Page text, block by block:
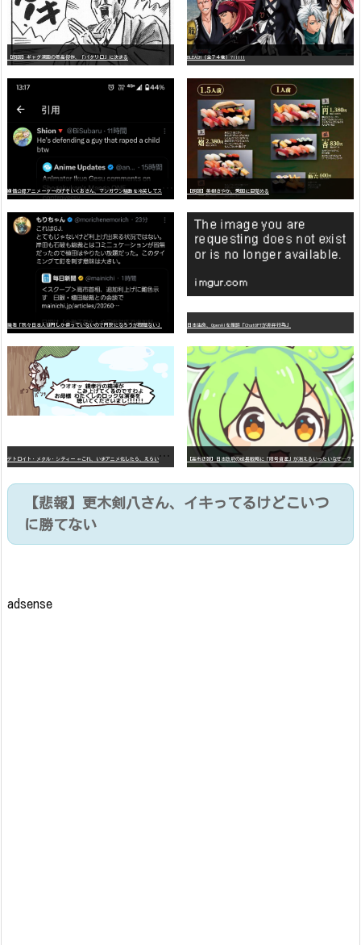
【朗報】ギャグ漫画の最高傑作、「パタリロ」に決まる BLEACH（全７４巻）?!!!!!
【朗報】美樹さやか、愛国に目覚める
識者「我々日本人は円しか使っていないので円安になろうが問題ない」 日本生命、OpenAIを提訴「ChatGPTが非弁行為」
デ
トロイト・メタル・シティー ⇐これ、いまアニメ化したら、えらいことになってたよな？ 【高市悲報】日本政府の成長戦略に「暗号資産」が消えるいったいなぜ…？
【悲報】更木剣八さん、イキってるけどこいつ
に勝てない
adsense